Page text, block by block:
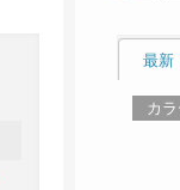
最新
カ